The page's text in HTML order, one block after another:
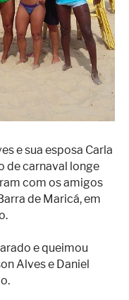
e sua esposa Carla
de carnaval longe
com os amigos
de Maricá, em
e queimou
Alves e Daniel